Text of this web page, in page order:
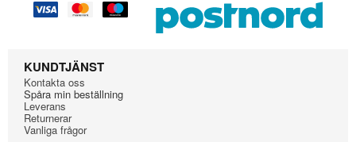
KUNDTJÄNST
Kontakta oss
Spåra min beställning
Leverans
Returnerar
Vanliga frågor